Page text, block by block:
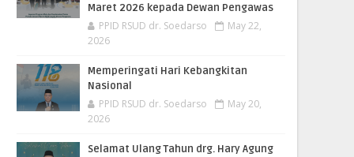
Maret 2026 kepada Dewan Pengawas
PPID RSUD dr. Soedarso
May 22,
2026
Memperingati Hari Kebangkitan
Nasional
PPID RSUD dr. Soedarso
May 20,
2026
Selamat Ulang Tahun drg. Hary Agung